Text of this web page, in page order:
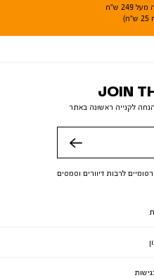
ש"ח
JOIN
לרבות דיוורים וסמסים